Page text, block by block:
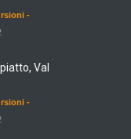
-
Val
-